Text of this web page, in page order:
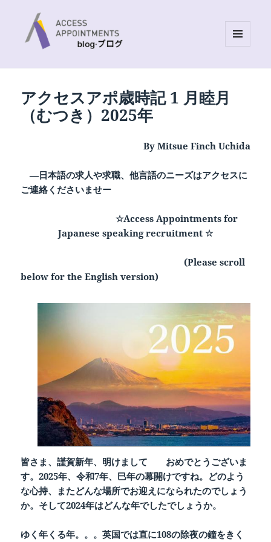
WIDGETS
アクセスアポ歳時記 1 月睦月
（むつき）2025年
By Mitsue Finch Uchida
―日本語の求人や求職、他言語のニーズはアクセスに
ご連絡くださいませー
☆Access Appointments for
Japanese speaking recruitment ☆
(Please scroll
below for the English version)
皆さま、謹賀新年、明けまして おめでとうございま
す。2025年、令和7年、巳年の幕開けですね。どのよう
な心持、またどんな場所でお迎えになられたのでしょう
か。そして2024年はどんな年でしたでしょうか。
ゆく年くる年。。。英国では直に108の除夜の鐘をきく